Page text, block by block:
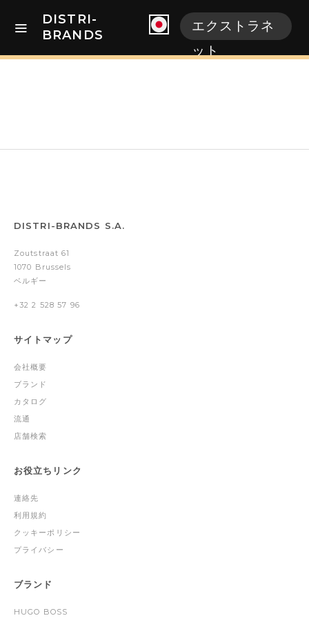
DISTRI-
BRANDS
エクストラネ
ット
DISTRI-BRANDS S.A.
Zoutstraat 61
1070 Brussels
ベルギー
+32 2 528 57 96
サイトマップ
会社概要
ブランド
カタログ
流通
店舗検索
お役立ちリンク
連絡先
利用規約
クッキーポリシー
プライバシー
ブランド
HUGO BOSS